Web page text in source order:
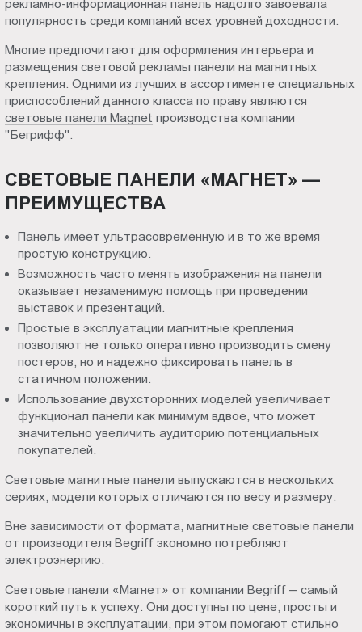
декора
в
Чите
рекламно-информационная панель надолго завоевала
популярность среди компаний всех уровней доходности.
Многие предпочитают для оформления интерьера и
размещения световой рекламы панели на магнитных
крепления. Одними из лучших в ассортименте специальных
приспособлений данного класса по праву являются
световые панели Magnet производства компании
"Бегрифф".
СВЕТОВЫЕ ПАНЕЛИ «МАГНЕТ» —
ПРЕИМУЩЕСТВА
Панель имеет ультрасовременную и в то же время
простую конструкцию.
Возможность часто менять изображения на панели
оказывает незаменимую помощь при проведении
выставок и презентаций.
Простые в эксплуатации магнитные крепления
позволяют не только оперативно производить смену
постеров, но и надежно фиксировать панель в
статичном положении.
Использование двухсторонних моделей увеличивает
функционал панели как минимум вдвое, что может
значительно увеличить аудиторию потенциальных
покупателей.
Световые магнитные панели выпускаются в нескольких
сериях, модели которых отличаются по весу и размеру.
Вне зависимости от формата, магнитные световые панели
от производителя Begriff экономно потребляют
электроэнергию.
Световые панели «Магнет» от компании Begriff – самый
короткий путь к успеху. Они доступны по цене, просты и
экономичны в эксплуатации, при этом помогают стильно
Пт.:
18.00
Сб.,
Вс.:
выходной